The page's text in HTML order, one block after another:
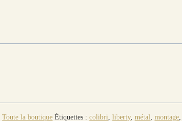
,Toute la boutique Étiquettes :colibri ,liberty,métal ,montage